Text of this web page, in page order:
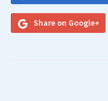
Share on Google+